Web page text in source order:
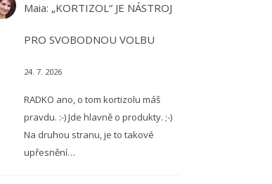
Maia: „KORTIZOL“ JE NÁSTROJ
PRO SVOBODNOU VOLBU
24. 7. 2026
RADKO ano, o tom kortizolu máš
pravdu. :-) Jde hlavně o produkty. ;-)
Na druhou stranu, je to takové
upřesnění…